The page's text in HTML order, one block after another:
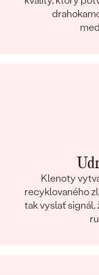
Klenoty
recyklovaného
tak vyslať signál,